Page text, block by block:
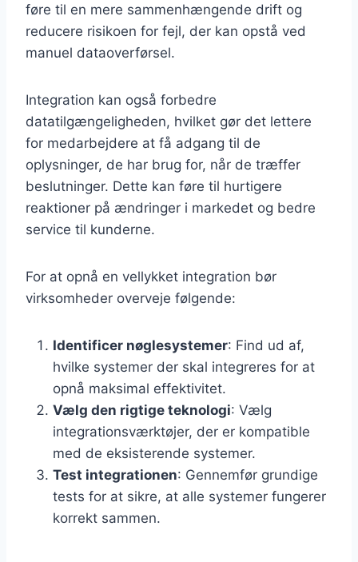
føre til en mere sammenhængende drift og
reducere risikoen for fejl, der kan opstå ved
manuel dataoverførsel.
Integration kan også forbedre
datatilgængeligheden, hvilket gør det lettere
for medarbejdere at få adgang til de
oplysninger, de har brug for, når de træffer
beslutninger. Dette kan føre til hurtigere
reaktioner på ændringer i markedet og bedre
service til kunderne.
For at opnå en vellykket integration bør
virksomheder overveje følgende:
Identificer nøglesystemer: Find ud af,
hvilke systemer der skal integreres for at
opnå maksimal effektivitet.
Vælg den rigtige teknologi: Vælg
integrationsværktøjer, der er kompatible
med de eksisterende systemer.
Test integrationen: Gennemfør grundige
tests for at sikre, at alle systemer fungerer
korrekt sammen.